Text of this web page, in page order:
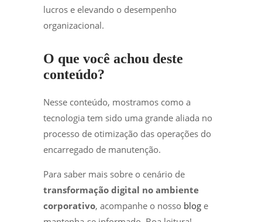
lucros e elevando o desempenho
organizacional.
O que você achou deste
conteúdo?
Nesse conteúdo, mostramos como a
tecnologia tem sido uma grande aliada no
processo de otimização das operações do
encarregado de manutenção.
Para saber mais sobre o cenário de
transformação digital no ambiente
corporativo, acompanhe o nosso blog e